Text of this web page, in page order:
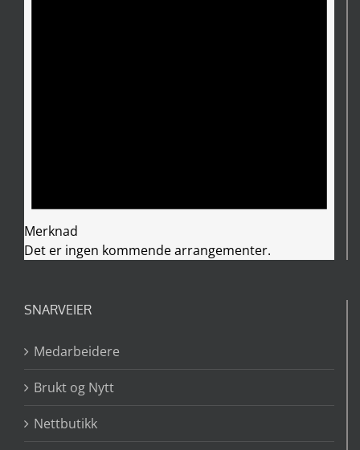
Merknad
Det er ingen kommende arrangementer.
SNARVEIER
Medarbeidere
Brukt og Nytt
Nettbutikk